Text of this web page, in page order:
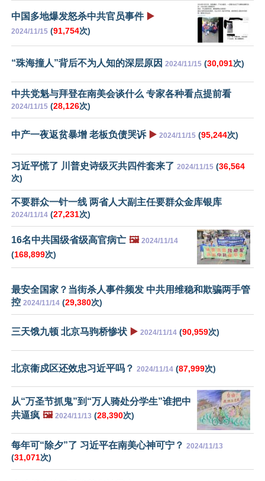
中国多地爆发怒杀中共官员事件 ▶️
2024/11/15 (91,754次)
“珠海撞人”背后不为人知的深层原因 2024/11/15 (30,091次)
中共党魁与拜登在南美会谈什么 专家各种看点提前看
2024/11/15 (28,126次)
中产一夜返贫暴增 老板负债哭诉 ▶️ 2024/11/15 (95,244次)
习近平慌了 川普史诗级灭共四件套来了 2024/11/15 (36,564
次)
不要群众一针一线 两省人大副主任要群众金库银库
2024/11/14 (27,231次)
16名中共国级省级高官病亡 🖼️ 2024/11/14
(168,899次)
最安全国家？当街杀人事件频发 中共用维稳和欺骗两手管
控 2024/11/14 (29,380次)
三天饿九顿 北京马驹桥惨状 ▶️ 2024/11/14 (90,959次)
北京衞戍区还效忠习近平吗？ 2024/11/14 (87,999次)
从“万圣节抓鬼”到“万人骑处分学生”谁把中
共逼疯 🖼️ 2024/11/13 (28,390次)
每年可“除夕”了 习近平在南美心神可宁？ 2024/11/13
(31,071次)